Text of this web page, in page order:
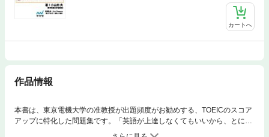
カートへ
作品情報
本書は、東京電機大学の准教授が出題頻度がお勧めする、TOEICのスコア
アップに特化した問題集です。「英語が上達しなくてもいいから、とにか
くTOEICの点数を上げたい」人に特化した問題集になっています。本書は